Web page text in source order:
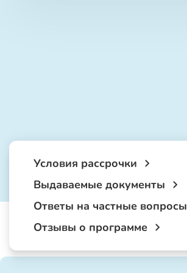
Условия рассрочки
Выдаваемые документы
Ответы на частные вопросы
Отзывы о программе